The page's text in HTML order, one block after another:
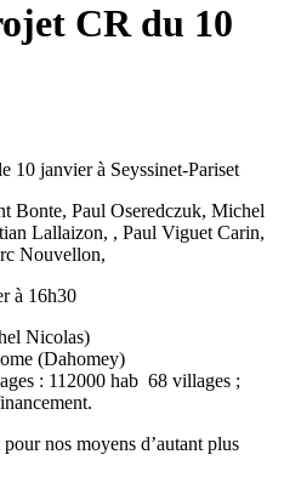
CR du 10
10 janvier à Seyssinet-Pariset
Bonte, Paul Oseredczuk, Michel
Lallaizon, , Paul Viguet Carin,
Nouvellon,
à 16h30
Nicolas)
(Dahomey)
: 112000 hab 68 villages ;
nos moyens d’autant plus